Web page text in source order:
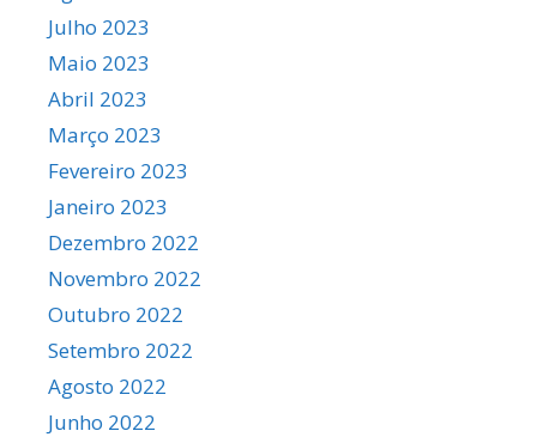
Julho 2023
Maio 2023
Abril 2023
Março 2023
Fevereiro 2023
Janeiro 2023
Dezembro 2022
Novembro 2022
Outubro 2022
Setembro 2022
Agosto 2022
Junho 2022